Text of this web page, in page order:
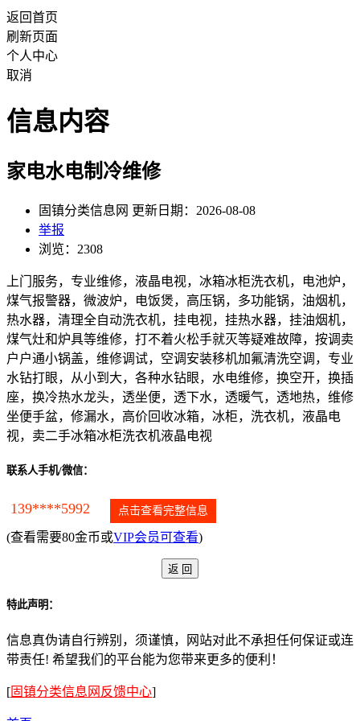
返回首页
刷新页面
个人中心
取消
信息内容
家电水电制冷维修
固镇分类信息网 更新日期：2026-08-08
举报
浏览：2308
上门服务，专业维修，液晶电视，冰箱冰柜洗衣机，电池炉，
煤气报警器，微波炉，电饭煲，高压锅，多功能锅，油烟机，
热水器，清理全自动洗衣机，挂电视，挂热水器，挂油烟机，
煤气灶和炉具等维修，打不着火松手就灭等疑难故障，按调卖
户户通小锅盖，维修调试，空调安装移机加氟清洗空调，专业
水钻打眼，从小到大，各种水钻眼，水电维修，换空开，换插
座，换冷热水龙头，透坐便，透下水，透暖气，透地热，维修
坐便手盆，修漏水，高价回收冰箱，冰柜，洗衣机，液晶电
视，卖二手冰箱冰柜洗衣机液晶电视
联系人手机/微信：
139****5992 点击查看完整信息
(查看需要80金币或VIP会员可查看)
特此声明：
信息真伪请自行辨别，须谨慎，网站对此不承担任何保证或连
带责任! 希望我们的平台能为您带来更多的便利！
[固镇分类信息网反馈中心]